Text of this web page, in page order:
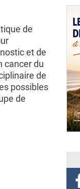
de
et de
cancer du
de
possibles
de